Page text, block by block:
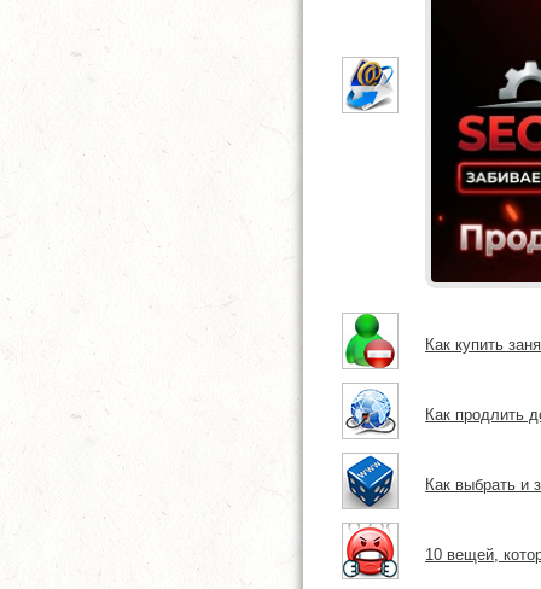
Как купить
Как продлить
Как выбрать и
10 вещей,